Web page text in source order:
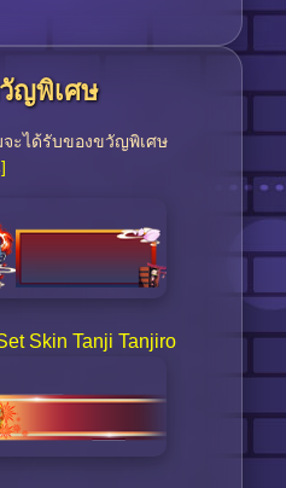
ญพิเศษ
ะได้รับของขวัญพิเศษ
Skin Tanji Tanjiro